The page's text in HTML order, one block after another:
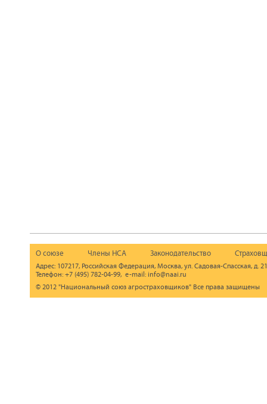
О союзе Члены НСА Законодательство
Адрес: 107217, Российская Федерация, Москва, ул. Садовая-Спасская, д.
Телефон: +7 (495) 782-04-99, e-mail: info@naai.ru
© 2012 "Национальный союз агростраховщиков" Все права защищены